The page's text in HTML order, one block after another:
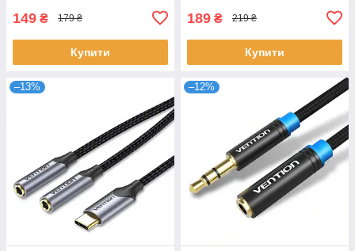
149 ₴ 179 ₴
Купити
189 ₴ 219 ₴
Купити
–13% –12%